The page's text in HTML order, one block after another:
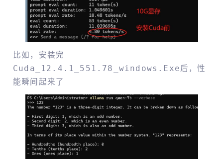
比如，安装完
Cuda_12.4.1_551.78_windows.exe后，性
能瞬间起来了